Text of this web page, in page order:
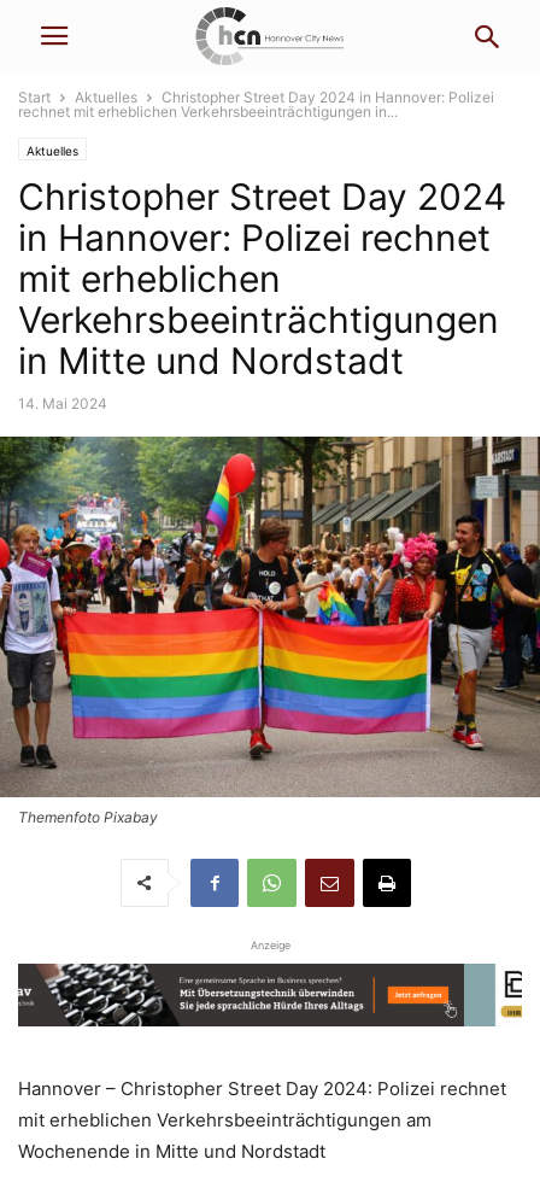
Start Aktuelles
Christopher Street Day 2024 in Hannover: Polizei
rechnet mit erheblichen Verkehrsbeeinträchtigungen in...
Aktuelles
Christopher Street Day 2024
in Hannover: Polizei rechnet
mit erheblichen
Verkehrsbeeinträchtigungen
in Mitte und Nordstadt
14. Mai 2024
Themenfoto Pixabay
Anzeige
Hannover – Christopher Street Day 2024: Polizei rechnet
mit erheblichen Verkehrsbeeinträchtigungen am
Wochenende in Mitte und Nordstadt